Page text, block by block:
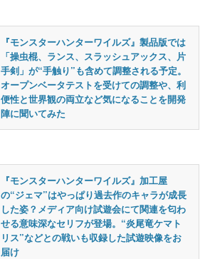
『モンスターハンターワイルズ』製品版では
「操虫棍、ランス、スラッシュアックス、片
手剣」が“手触り”も含めて調整される予定。
オープンベータテストを受けての調整や、利
便性と世界観の両立など気になることを開発
陣に聞いてみた
『モンスターハンターワイルズ』加工屋
の“ジェマ”はやっぱり過去作のキャラが成長
した姿？メディア向け試遊会にて関連を匂わ
せる意味深なセリフが登場。“炎尾竜ケマト
リス”などとの戦いも収録した試遊映像をお
届け